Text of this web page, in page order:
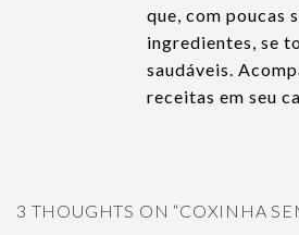
que, com poucas
ingredientes, se
saudáveis.
receitas em seu
3 THOUGHTS ON “COXINHA